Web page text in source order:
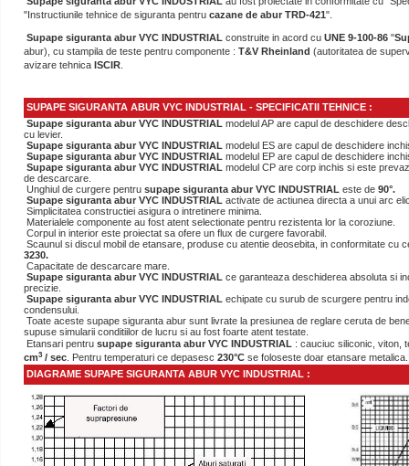
"Instructiunile tehnice de siguranta pentru cazane de abur TRD-421".
Supape siguranta abur VYC INDUSTRIAL construite in acord cu UNE 9-100-86 "
abur), cu stampila de teste pentru componente : T&V Rheinland (autoritatea de
avizare tehnica ISCIR
SUPAPE SIGURANTA ABUR VYC INDUSTRIAL - SPECIFICATII TEHNICE :
Supape siguranta abur VYC INDUSTRIAL modelul AP are capul de deschidere
cu levier.
Supape siguranta abur VYC INDUSTRIAL modelul ES are capul de deschidere
Supape siguranta abur VYC INDUSTRIAL modelul EP are capul de deschidere
Supape siguranta abur VYC INDUSTRIAL modelul CP are corp inchis si este
de descarcare.
Unghiul de curgere pentru supape siguranta abur VYC INDUSTRIAL este de 90°.
Supape siguranta abur VYC INDUSTRIAL activate de actiunea directa a unui arc
Simplicitatea constructiei asigura o intretinere minima.
Materialele componente au fost atent selectionate pentru rezistenta lor la coroziune.
Corpul in interior este proiectat sa ofere un flux de curgere favorabil.
Scaunul si discul mobil de etansare, produse cu atentie deosebita, in conformitate cu
3230.
Capacitate de descarcare mare.
Supape siguranta abur VYC INDUSTRIAL ce garanteaza deschiderea absoluta si
precizie.
Supape siguranta abur VYC INDUSTRIAL echipate cu surub de scurgere pentru
condensului.
Toate aceste supape siguranta abur sunt livrate la presiunea de reglare ceruta de
supuse simularii conditiilor de lucru si au fost foarte atent testate.
Etansari pentru supape siguranta abur VYC INDUSTRIAL : cauciuc siliconic, viton,
cm3 / sec . Pentru temperaturi ce depasesc 230°C se foloseste doar etansare metalica.
DIAGRAME SUPAPE SIGURANTA ABUR VYC INDUSTRIAL :